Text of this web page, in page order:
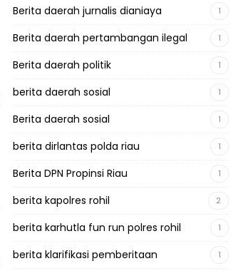
Berita daerah jurnalis dianiaya 1
Berita daerah pertambangan ilegal 1
Berita daerah politik 1
berita daerah sosial 1
Berita daerah sosial 1
berita dirlantas polda riau 1
Berita DPN Propinsi Riau 1
berita kapolres rohil 2
berita karhutla fun run polres rohil 1
berita klarifikasi pemberitaan 1